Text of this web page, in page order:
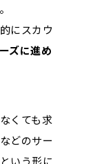
にスカウ
ズに進め
くても求
どのサー
いう形に